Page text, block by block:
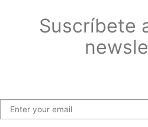
Suscríbete